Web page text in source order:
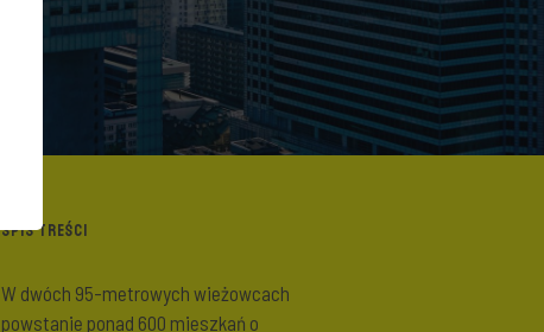
SPIS TREŚCI
W dwóch 95-metrowych wieżowcach
powstanie ponad 600 mieszkań o